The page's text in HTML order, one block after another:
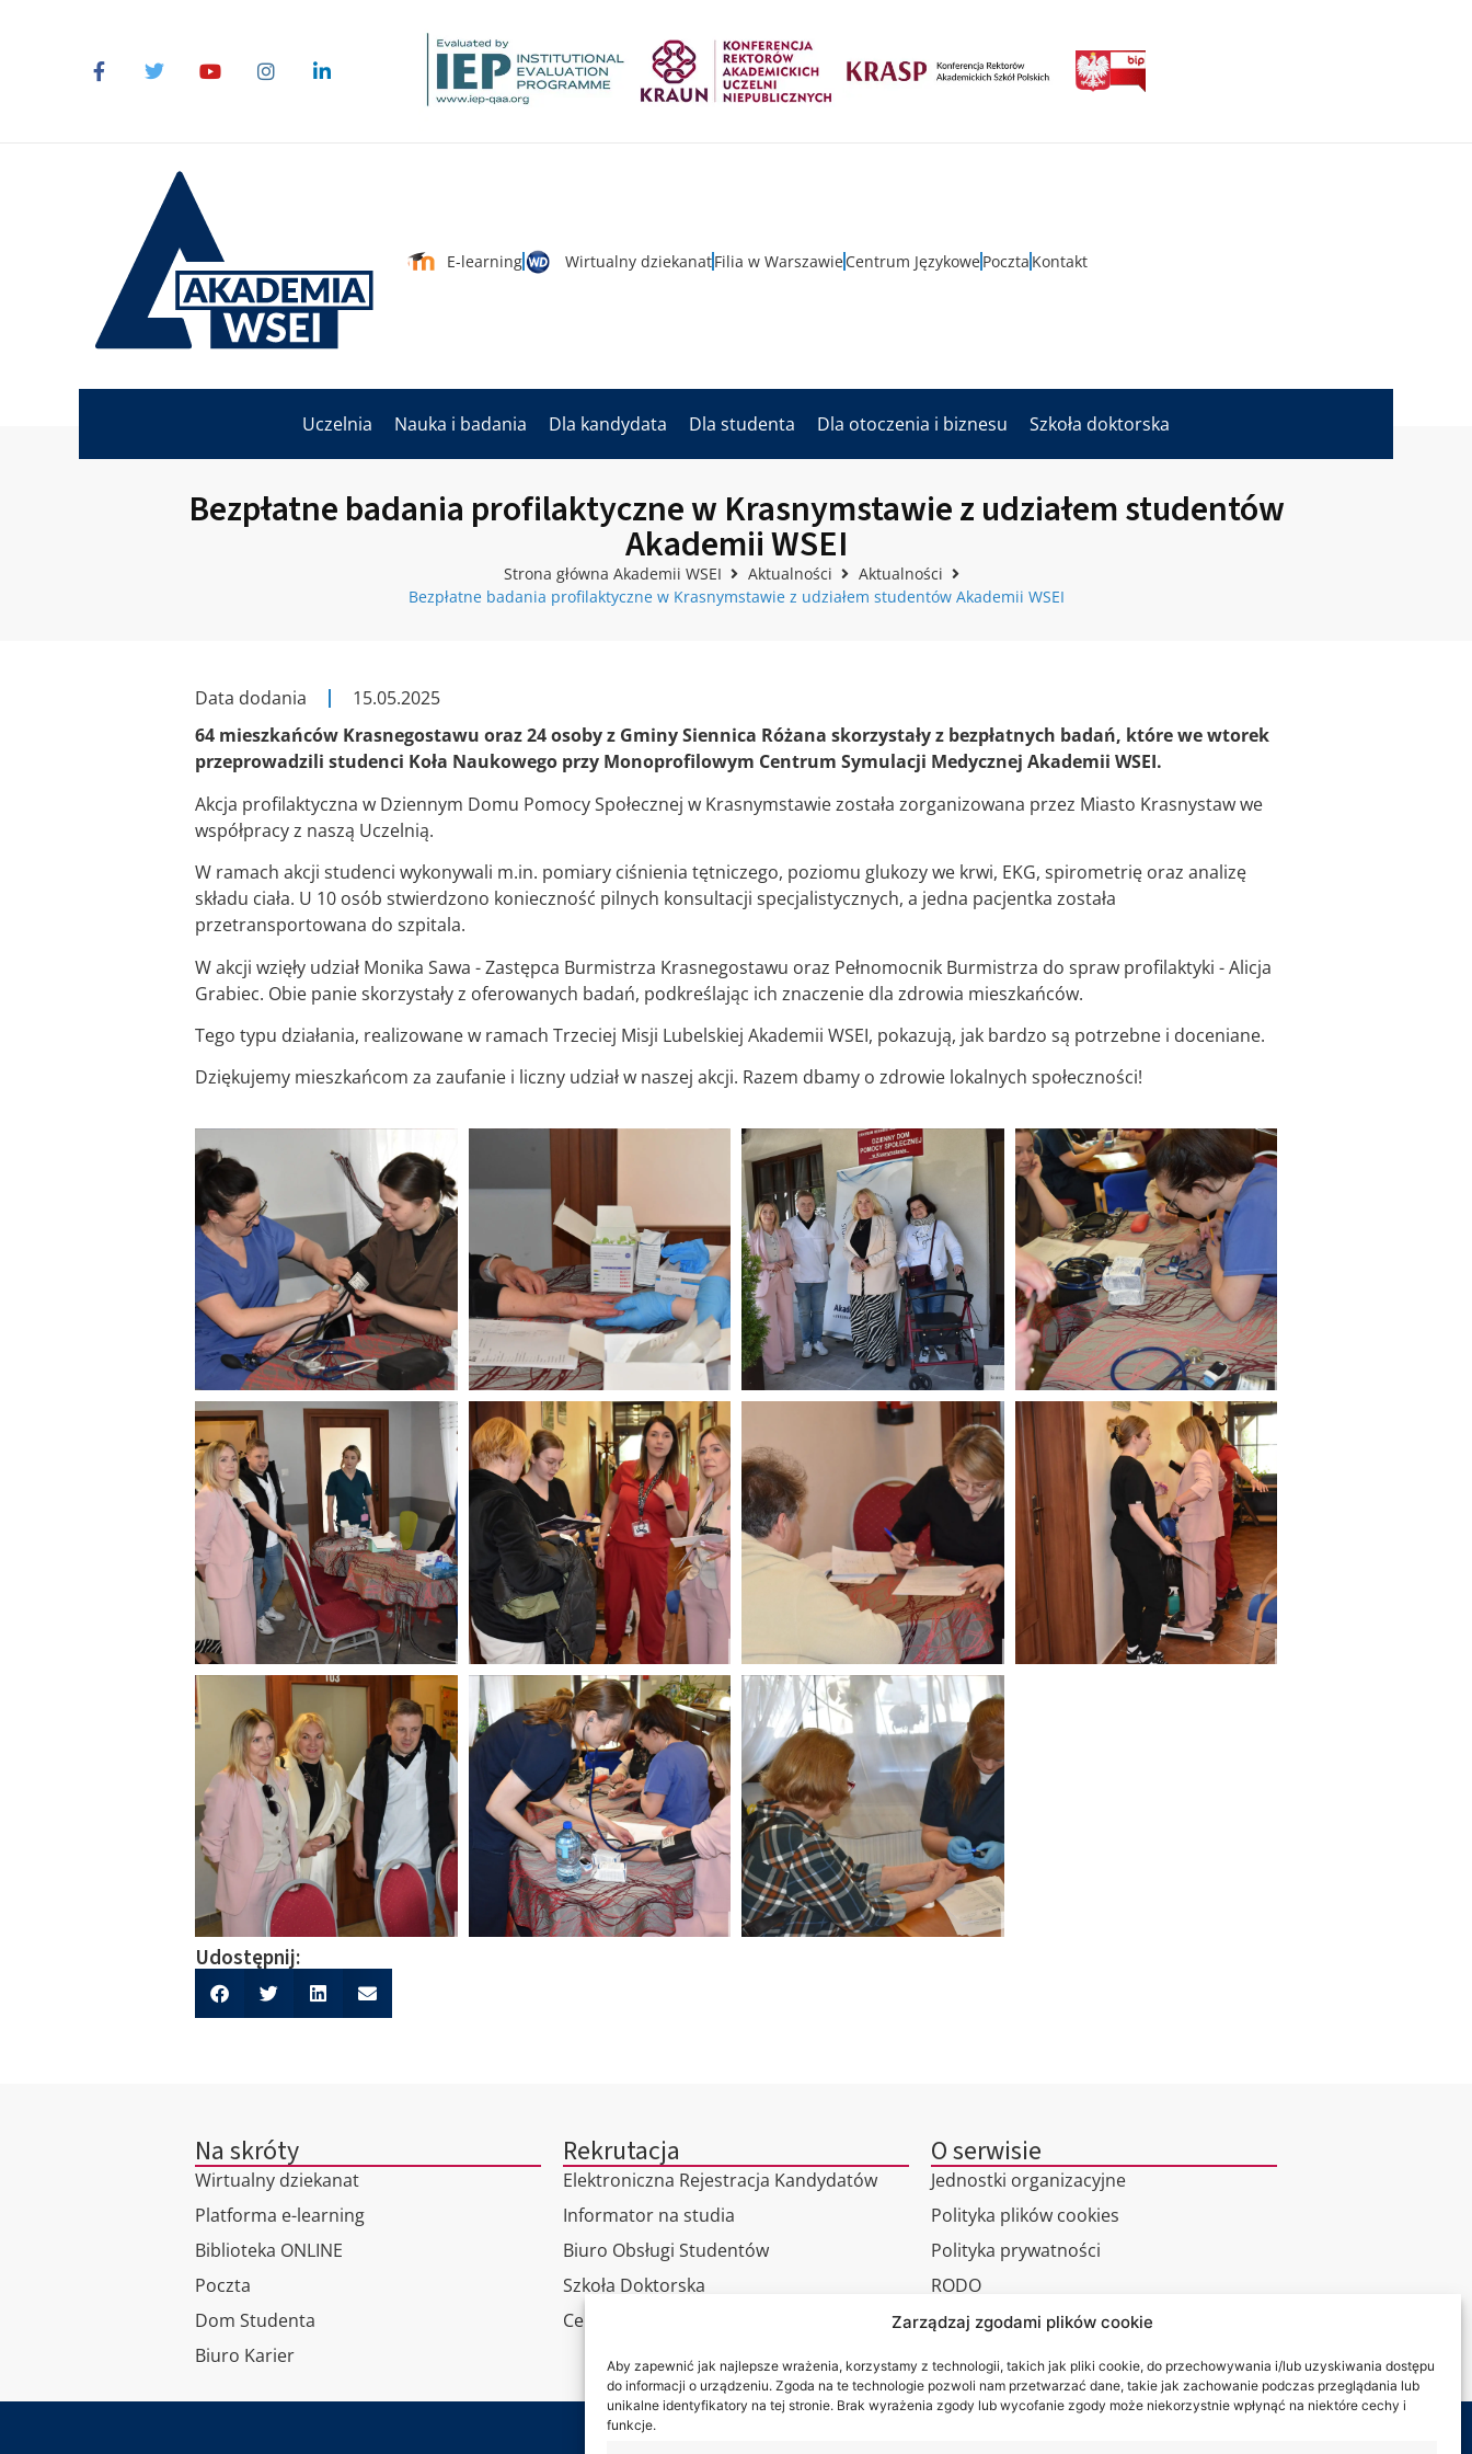
Zarządzaj zgodami plików cookie
Aby zapewnić jak najlepsze wrażenia, korzystamy z technologii, takich jak pliki cookie, do przechowywania i/lub uzyskiwania dostępu
do informacji o urządzeniu. Zgoda na te technologie pozwoli nam przetwarzać dane, takie jak zachowanie podczas przeglądania lub
unikalne identyfikatory na tej stronie. Brak wyrażenia zgody lub wycofanie zgody może niekorzystnie wpłynąć na niektóre cechy i
funkcje.
E-learning Wirtualny dziekanatFilia w WarszawieCentrum JęzykowePoczta Kontakt
Uczelnia Nauka i badania Dla kandydata Dla studenta Dla otoczenia i biznesu Szkoła doktorska
Bezpłatne badania profilaktyczne w Krasnymstawie z udziałem studentów
Akademii WSEI
Strona główna Akademii WSEI Aktualności
Aktualności
Bezpłatne badania profilaktyczne w Krasnymstawie z udziałem studentów Akademii WSEI
Data dodania
15.05.2025
64 mieszkańców Krasnegostawu oraz 24 osoby z Gminy Siennica Różana skorzystały z bezpłatnych badań, które we wtorek
przeprowadzili studenci Koła Naukowego przy Monoprofilowym Centrum Symulacji Medycznej Akademii WSEI.
Akcja profilaktyczna w Dziennym Domu Pomocy Społecznej w Krasnymstawie została zorganizowana przez Miasto Krasnystaw we
współpracy z naszą Uczelnią.
W ramach akcji studenci wykonywali m.in. pomiary ciśnienia tętniczego, poziomu glukozy we krwi, EKG, spirometrię oraz analizę
składu ciała. U 10 osób stwierdzono konieczność pilnych konsultacji specjalistycznych, a jedna pacjentka została
przetransportowana do szpitala.
W akcji wzięły udział Monika Sawa - Zastępca Burmistrza Krasnegostawu oraz Pełnomocnik Burmistrza do spraw profilaktyki - Alicja
Grabiec. Obie panie skorzystały z oferowanych badań, podkreślając ich znaczenie dla zdrowia mieszkańców.
Tego typu działania, realizowane w ramach Trzeciej Misji Lubelskiej Akademii WSEI, pokazują, jak bardzo są potrzebne i doceniane.
Dziękujemy mieszkańcom za zaufanie i liczny udział w naszej akcji. Razem dbamy o zdrowie lokalnych społeczności!
Udostępnij:
Na skróty
Wirtualny dziekanat
Platforma e-learning
Biblioteka ONLINE
Poczta
Dom Studenta
Biuro Karier
Rekrutacja
Elektroniczna Rejestracja Kandydatów
Informator na studia
Biuro Obsługi Studentów
Szkoła Doktorska
Centrum Studiów Podyplomowych
O serwisie
Jednostki organizacyjne
Polityka plików cookies
Polityka prywatności
RODO
Wirtualny spacer
Kontakt